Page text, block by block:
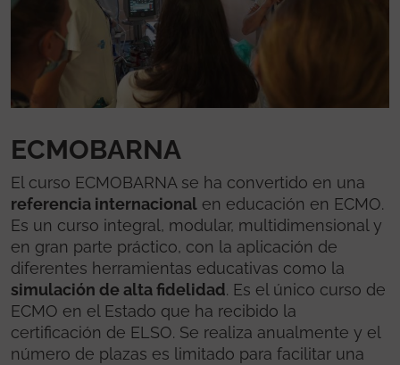
ECMOBARNA
El curso ECMOBARNA se ha convertido en una
referencia internacional en educación en ECMO.
Es un curso integral, modular, multidimensional y
en gran parte práctico, con la aplicación de
diferentes herramientas educativas como la
simulación de alta fidelidad. Es el único curso de
ECMO en el Estado que ha recibido la
certificación de ELSO. Se realiza anualmente y el
número de plazas es limitado para facilitar una